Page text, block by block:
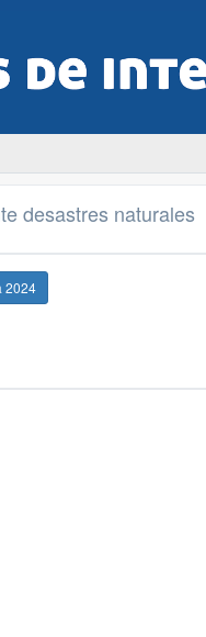
desastres naturales
2024